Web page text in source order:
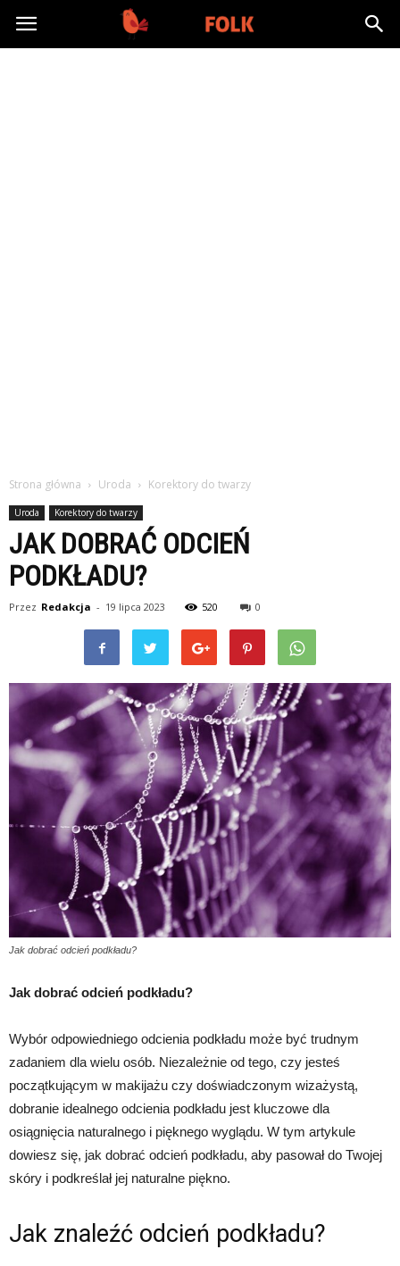
TolkFolk.pl
Strona główna Uroda Korektory do twarzy
Uroda Korektory do twarzy
JAK DOBRAĆ ODCIEŃ
PODKŁADU?
Przez Redakcja - 19 lipca 2023 520 0
Jak dobrać odcień podkładu?
Jak dobrać odcień podkładu?
Wybór odpowiedniego odcienia podkładu może być trudnym
zadaniem dla wielu osób. Niezależnie od tego, czy jesteś
początkującym w makijażu czy doświadczonym wizażystą,
dobranie idealnego odcienia podkładu jest kluczowe dla
osiągnięcia naturalnego i pięknego wyglądu. W tym artykule
dowiesz się, jak dobrać odcień podkładu, aby pasował do Twojej
skóry i podkreślał jej naturalne piękno.
Jak znaleźć odcień podkładu?